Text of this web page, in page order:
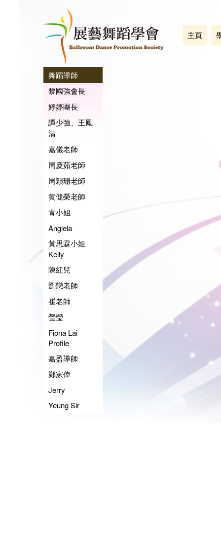
主頁
舞蹈導師
黎國強會長
婷婷團長
譚少強、王鳳
清
嘉儀老師
周慶茹老師
周穎珊老師
黄健榮老師
青小姐
Anglela
黃思霖小姐
Kelly
陳紅兒
劉戀老師
崔老師
瑩瑩
Fiona Lai
Profile
嘉盈導師
鄭家偉
Jerry
Yeung Sir